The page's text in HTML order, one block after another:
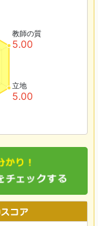
教師の質
5.00
立地
5.00